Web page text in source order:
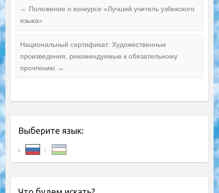
← Положение о конкурсе «Лучший учитель узбекского
языка»
Национальный сертификат: Художественные
произведения, рекомендуемые к обязательному
прочтению →
Выберите язык: